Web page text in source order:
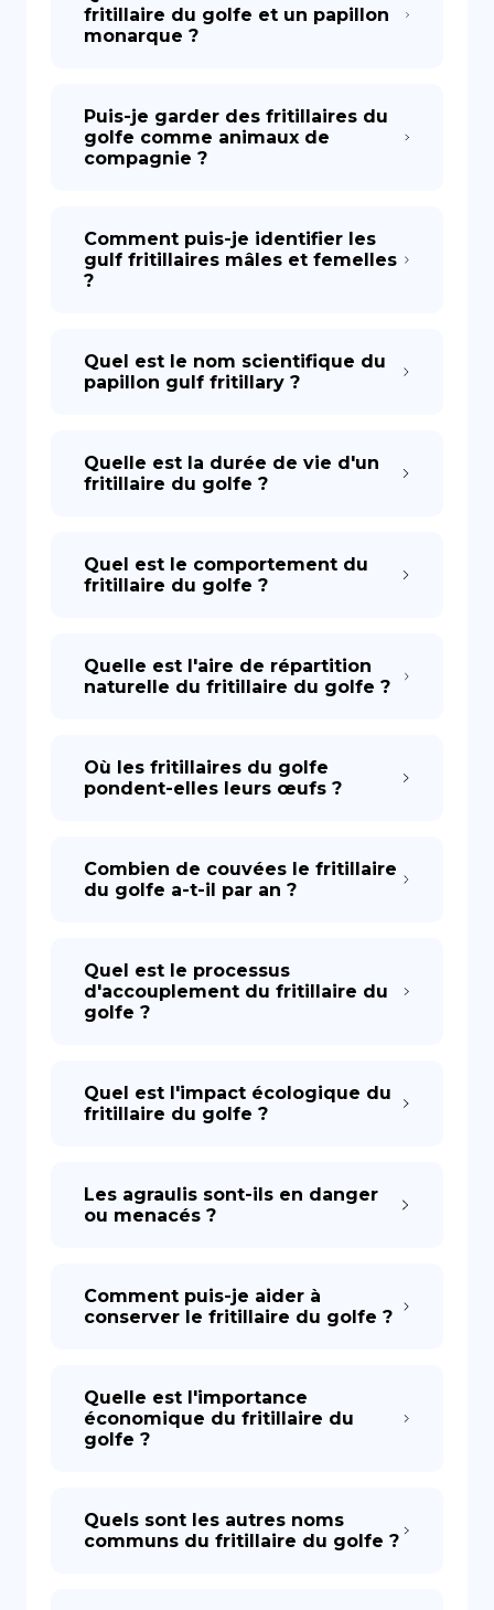
fritillaire du golfe et un papillon
monarque ?
Puis-je garder des fritillaires du
golfe comme animaux de
compagnie ?
Comment puis-je identifier les
gulf fritillaires mâles et femelles
?
Quel est le nom scientifique du
papillon gulf fritillary ?
Quelle est la durée de vie d'un
fritillaire du golfe ?
Quel est le comportement du
fritillaire du golfe ?
Quelle est l'aire de répartition
naturelle du fritillaire du golfe ?
Où les fritillaires du golfe
pondent-elles leurs œufs ?
Combien de couvées le fritillaire
du golfe a-t-il par an ?
Quel est le processus
d'accouplement du fritillaire du
golfe ?
Quel est l'impact écologique du
fritillaire du golfe ?
Les agraulis sont-ils en danger
ou menacés ?
Comment puis-je aider à
conserver le fritillaire du golfe ?
Quelle est l'importance
économique du fritillaire du
golfe ?
Quels sont les autres noms
communs du fritillaire du golfe ?